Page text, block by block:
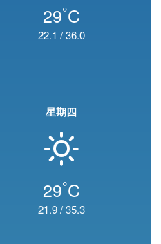
29°C
22.1 /36.0
星期四
29°C
21.9/35.3